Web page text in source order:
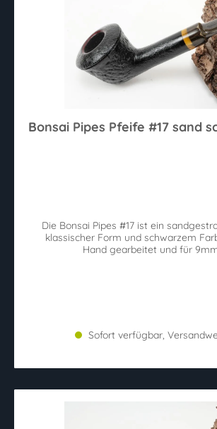
Bonsai Pipes Pfeife #17 sand
Die Bonsai Pipes #17 ist ein
klassischer Form und schwarzem
Hand gearbeitet und für
Sofort verfügbar,